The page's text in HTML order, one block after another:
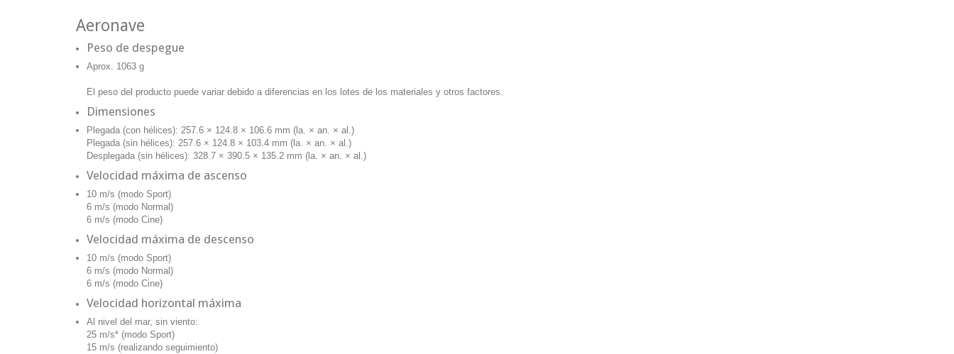
Aeronave
Peso de despegue
Aprox. 1063 g
El peso del producto puede variar debido a diferencias en los lotes de los materiales y otros factores.
Dimensiones
Plegada (con hélices): 257.6 × 124.8 × 106.6 mm (la. × an. × al.)
Plegada (sin hélices): 257.6 × 124.8 × 103.4 mm (la. × an. × al.)
Desplegada (sin hélices): 328.7 × 390.5 × 135.2 mm (la. × an. × al.)
Velocidad máxima de ascenso
10 m/s (modo Sport)
6 m/s (modo Normal)
6 m/s (modo Cine)
Velocidad máxima de descenso
10 m/s (modo Sport)
6 m/s (modo Normal)
6 m/s (modo Cine)
Velocidad horizontal máxima
Al nivel del mar, sin viento:
25 m/s* (modo Sport)
15 m/s (realizando seguimiento)